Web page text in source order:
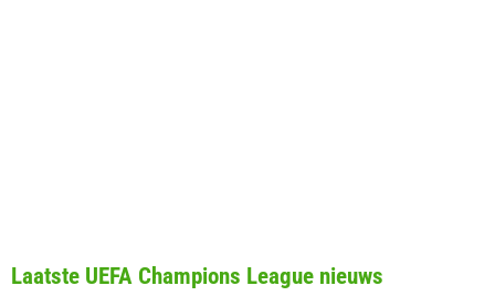
Laatste UEFA Champions League nieuws